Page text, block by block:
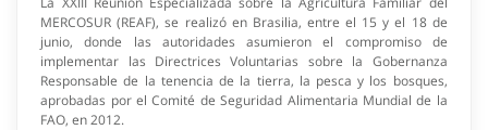
MERCOSUR (REAF), se realizó en Brasilia, entre el 15 y el 18 de
junio, donde las autoridades asumieron el compromiso de
implementar las Directrices Voluntarias sobre la Gobernanza
Responsable de la tenencia de la tierra, la pesca y los bosques,
aprobadas por el Comité de Seguridad Alimentaria Mundial de la
FAO, en 2012.